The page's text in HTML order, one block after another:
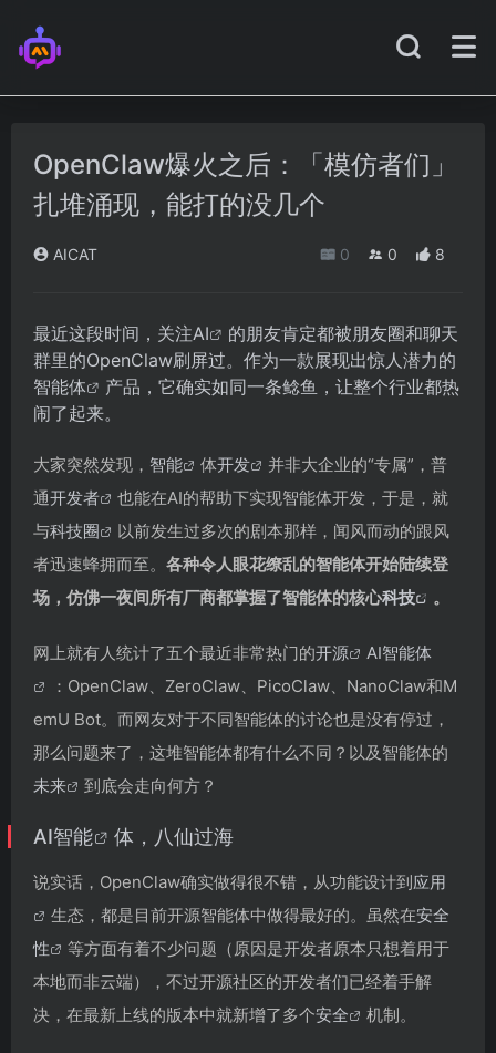
OpenClaw爆火之后：「模仿者们」
扎堆涌现，能打的没几个
AICAT 0 0 8
最近这段时间，关注AI
的朋友肯定都被朋友圈和聊天
群里的OpenClaw刷屏过。作为一款展现出惊人潜力的
智能体
产品，它确实如同一条鲶鱼，让整个行业都热
闹了起来。
大家突然发现， 智能 体开发
并非大企业的“专属”，普
通开发者
也能在AI的帮助下实现智能体开发，于是，就
与科技圈
以前发生过多次的剧本那样，闻风而动的跟风
者迅速蜂拥而至。 各种令人眼花缭乱的智能体开始陆续登
场，仿佛一夜间所有厂商都掌握了智能体的核心科技 。
网上就有人统计了五个最近非常热门的开源
AI智能体
：OpenClaw、ZeroClaw、PicoClaw、NanoClaw和M
emU Bot。而网友对于不同智能体的讨论也是没有停过，
那么问题来了，这堆智能体都有什么不同？以及智能体的
未来
到底会走向何方？
AI智能 体，八仙过海
说实话，OpenClaw确实做得很不错，从功能设计到应用
生态，都是目前开源智能体中做得最好的。虽然在安全
性
等方面有着不少问题（原因是开发者原本只想着用于
本地而非云端），不过开源社区的开发者们已经着手解
决，在最新上线的版本中就新增了多个安全 机制。